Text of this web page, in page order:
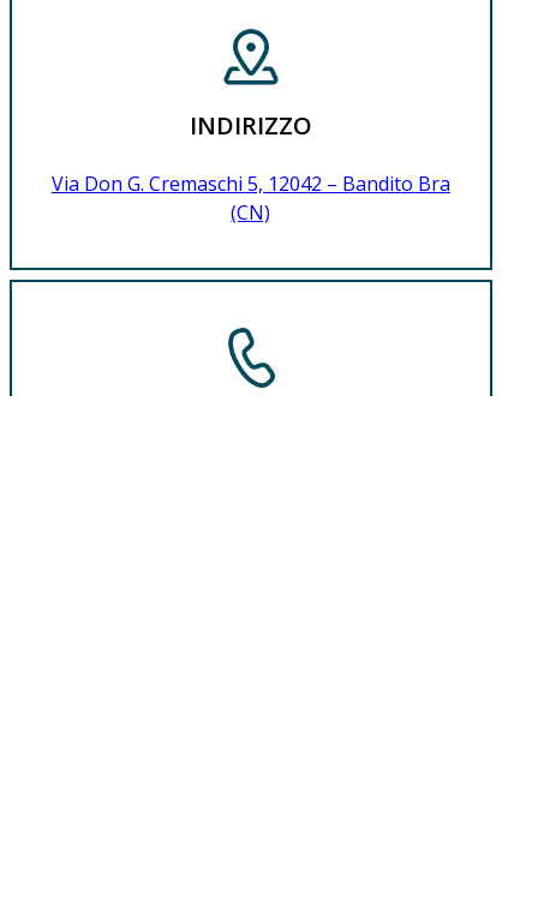
INDIRIZZO
Via Don G. Cremaschi 5, 12042 – Bandito Bra
(CN)